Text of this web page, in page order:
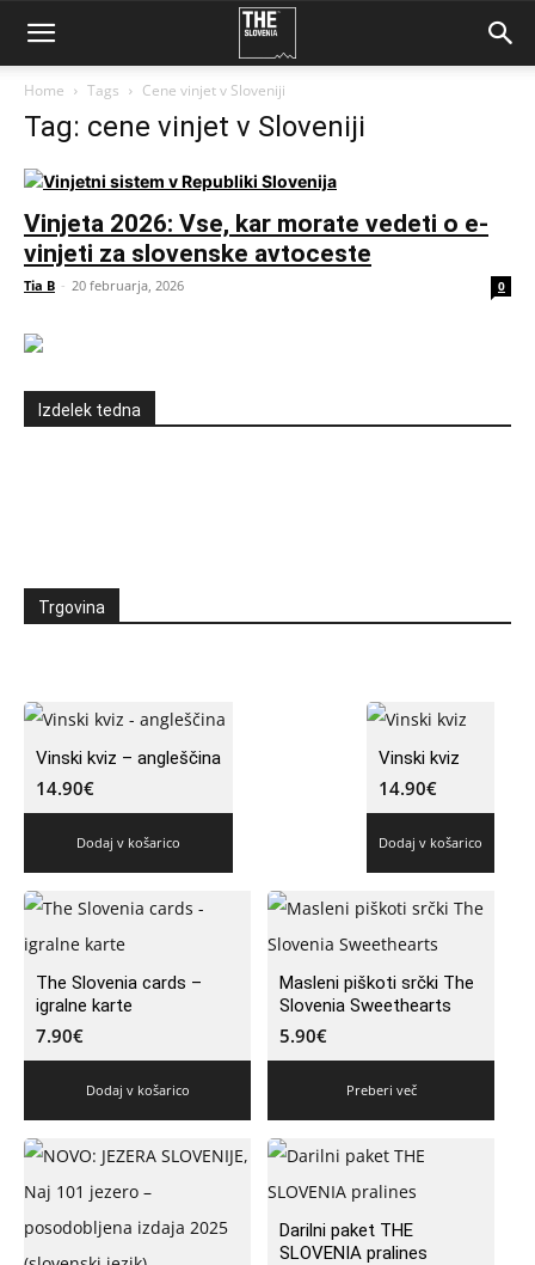
Home Tags Cene vinjet v Sloveniji
Tag: cene vinjet v Sloveniji
Vinjeta 2026: Vse, kar morate vedeti o e-
vinjeti za slovenske avtoceste
Tia B - 20 februarja, 2026 0
Izdelek tedna
Trgovina
Vinski kviz – angleščina
14.90€
Dodaj v košarico
Vinski kviz
14.90€
Dodaj v košarico
The Slovenia cards –
igralne karte
7.90€
Dodaj v košarico
Masleni piškoti srčki The
Slovenia Sweethearts
5.90€
Preberi več
Darilni paket THE
SLOVENIA pralines